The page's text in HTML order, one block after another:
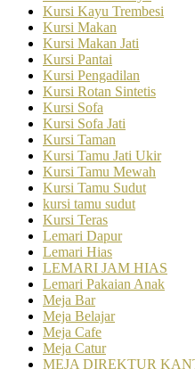
Kursi Kayu Trembesi
Kursi Makan
Kursi Makan Jati
Kursi Pantai
Kursi Pengadilan
Kursi Rotan Sintetis
Kursi Sofa
Kursi Sofa Jati
Kursi Taman
Kursi Tamu Jati Ukir
Kursi Tamu Mewah
Kursi Tamu Sudut
kursi tamu sudut
Kursi Teras
Lemari Dapur
Lemari Hias
LEMARI JAM HIAS
Lemari Pakaian Anak
Meja Bar
Meja Belajar
Meja Cafe
Meja Catur
MEJA DIREKTUR